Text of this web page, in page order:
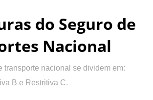
do Seguro de
Nacional
transporte nacional se dividem em:
B e Restritiva C.